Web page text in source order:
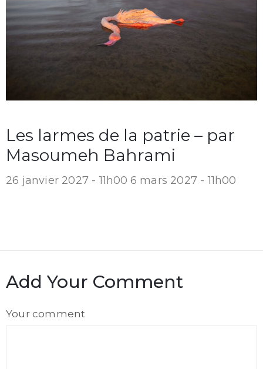
Les larmes de la patrie – par
Masoumeh Bahrami
26 janvier 2027 - 11h00 6 mars 2027 - 11h00
Add Your Comment
Your comment